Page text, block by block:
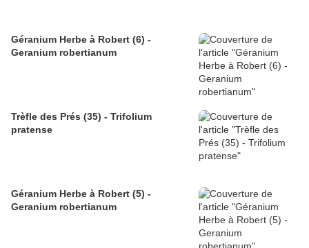
Géranium Herbe à Robert (6) -
Geranium robertianum
Trèfle des Prés (35) - Trifolium
pratense
Géranium Herbe à Robert (5) -
Geranium robertianum